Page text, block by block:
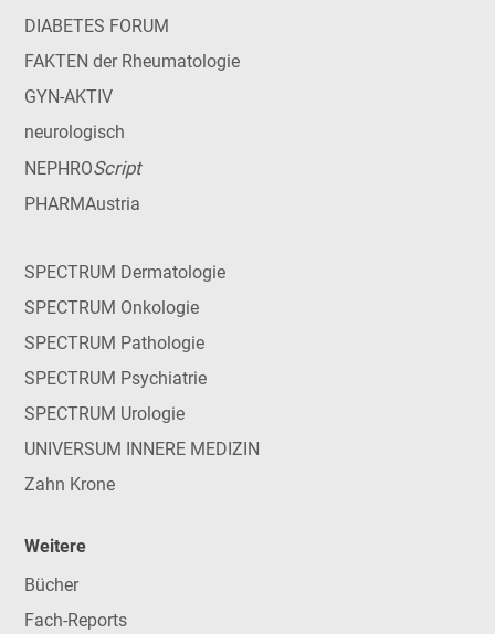
DIABETES FORUM
FAKTEN der Rheumatologie
GYN-AKTIV
neurologisch
NEPHROScript
PHARMAustria
SPECTRUM Dermatologie
SPECTRUM Onkologie
SPECTRUM Pathologie
SPECTRUM Psychiatrie
SPECTRUM Urologie
UNIVERSUM INNERE MEDIZIN
Zahn Krone
Weitere
Bücher
Fach-Reports